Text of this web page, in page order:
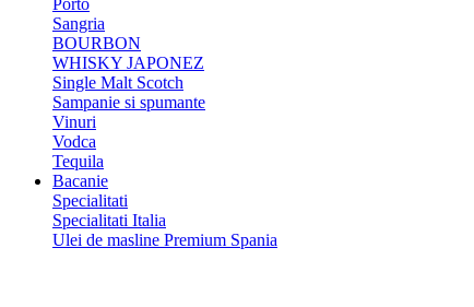
Porto
Sangria
BOURBON
WHISKY JAPONEZ
Single Malt Scotch
Sampanie si spumante
Vinuri
Vodca
Tequila
Bacanie
Specialitati
Specialitati Italia
Ulei de masline Premium Spania